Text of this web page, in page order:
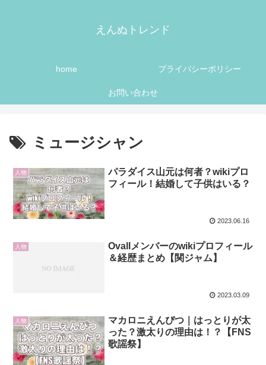
えんぬトレンド
home プライバシーポリシー
お問い合わせ
ミュージシャン
人物
パラダイス山元は何者？wikiプロ
フィール！結婚して子供はいる？
2023.06.16
人物
Ovallメンバーのwikiプロフィール
＆経歴まとめ【関ジャム】
2023.03.09
人物
マカロニえんぴつ｜はっとりが太
った？激太りの理由は！？【FNS
歌謡祭】